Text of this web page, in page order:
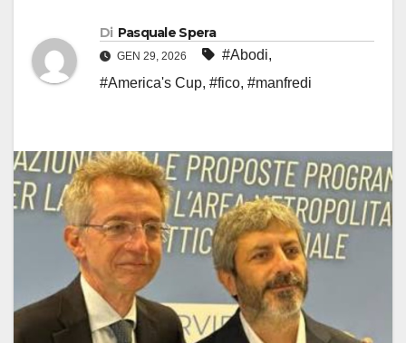
Di Pasquale Spera
GEN 29, 2026 #Abodi,
#America's Cup, #fico, #manfredi